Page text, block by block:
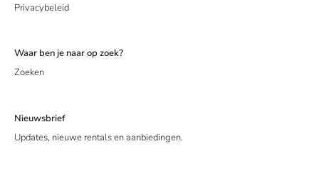
Privacybeleid
Waar ben je naar op zoek?
Zoeken
Nieuwsbrief
Updates, nieuwe rentals en aanbiedingen.